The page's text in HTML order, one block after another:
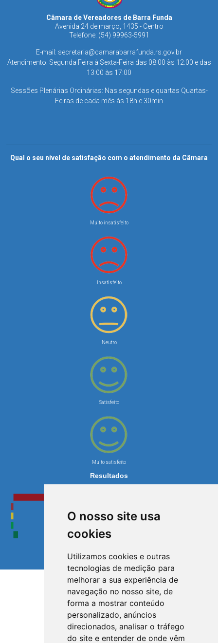
O nosso site usa
cookies
Utilizamos cookies e outras
tecnologias de medição para
melhorar a sua experiência de
navegação no nosso site, de
forma a mostrar conteúdo
personalizado, anúncios
direcionados, analisar o tráfego
do site e entender de onde vêm
Câmara de Vereadores de Barra Funda
Avenida 24 de março, 1435 - Centro
Telefone: (54) 99963-5991
E-mail: secretaria@camarabarrafunda.rs.gov.br
Atendimento: Segunda Feira à Sexta-Feira das 08:00 às 12:00 e das
13:00 às 17:00
Sessões Plenárias Ordinárias: Nas segundas e quartas Quartas-
Feiras de cada mês às 18h e 30min
Qual o seu nível de satisfação com o atendimento da Câmara
Muito insatisfeito
Insatisfeito
Neutro
Satisfeito
Muito satisfeito
Resultados